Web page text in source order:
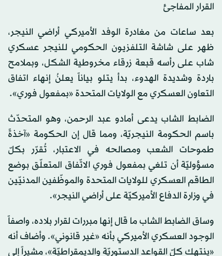
القرار المفاجئ
بعد ساعات من مغادرة الوفد الأميركي أراضي النيجر،
ظهر على شاشة التلفزيون الحكومي للنيجر عسكري
شاب على رأسه قبعة زرقاء مخروطية الشكل، وبملامح
باردة وشديدة الهدوء، بدأ يتلو بياناً يعلنُ إنهاء اتفاق
التعاون العسكري مع الولايات المتحدة «بمفعول فوري».
الضابط الشاب يدعى أمادو عبد الرحمن، وهو المتحدّث
باسم الحكومة النيجريّة، ومما قال إن الحكومة «آخذةً
طموحات الشعب ومصالحه في الاعتبار، تُقرّر بكلّ
مسؤوليّة أن تلغي بمفعول فوري الاتّفاق المتعلّق بوضع
الطاقم العسكري للولايات المتحدة والموظّفين المدنيّين
في وزارة الدفاع الأميركيّة على أراضي النيجر».
وساق الضابط الشاب ما قال إنها مبررات لقرار بلاده، واصفاً
الوجود العسكري الأميركي بأنه «غير قانوني». وأضاف أنه
«ينتهك كلّ القواعد الدستوريّة والديمقراطيّة»، مشيراً إلى